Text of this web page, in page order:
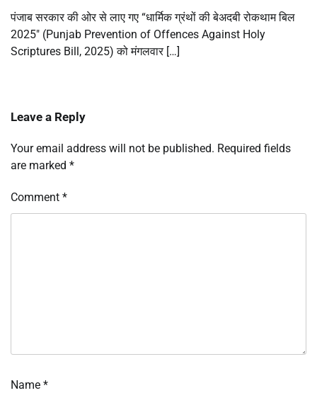
पंजाब सरकार की ओर से लाए गए “धार्मिक ग्रंथों की बेअदबी रोकथाम बिल
2025″ (Punjab Prevention of Offences Against Holy
Scriptures Bill, 2025) को मंगलवार […]
Leave a Reply
Your email address will not be published. Required fields
are marked *
Comment *
Name *